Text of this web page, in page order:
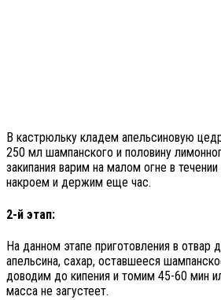
В кастрюльку кладем апельсиновую
250 мл шампанского и половину
закипания варим на малом огне в
накроем и держим еще час.
2-й этап:
На данном этапе приготовления в отвар
апельсина, сахар, оставшееся
доводим до кипения и томим 45-60 мин
масса не загустеет.